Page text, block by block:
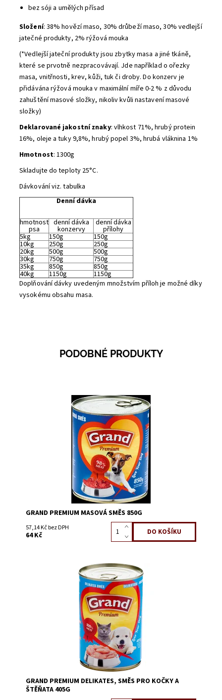
bez sóji a umělých přísad
Složení: 38% hovězí maso, 30% drůbeží maso, 30% vedlejší
jatečné produkty, 2% rýžová mouka
(*Vedlejší jateční produkty jsou zbytky masa a jiné tkáně,
které se prvotně nezpracovávají. Jde například o ořezky
masa, vnitřnosti, krev, kůži, tuk či droby. Do konzerv je
přidávána rýžová mouka v maximální míře 0-2 % z důvodu
zahuštění masové složky, nikoliv kvůli nastavení masové
složky)
Deklarované jakostní znaky: vlhkost 71%, hrubý protein
16%, oleje a tuky 9,8%, hrubý popel 3%, hrubá vláknina 1%
Hmotnost: 1300g
Skladujte do teploty 25°C.
Dávkování viz. tabulka
Denní dávka
hmotnost
psa
denní dávka
konzervy
denní dávka
přílohy
5kg 150g 150g
10kg 250g 250g
20kg 500g 500g
30kg 750g 750g
35kg 850g 850g
40kg 1150g
1150g
Doplňování dávky uvedeným množstvím příloh je možné díky
vysokému obsahu masa.
PODOBNÉ PRODUKTY
Skladem 7
60703
GRAND PREMIUM MASOVÁ SMĚS 850G
57,14 Kč bez DPH
64 Kč
Skladem 24
60702
GRAND PREMIUM DELIKATES, SMĚS PRO KOČKY A
ŠTĚŇATA 405G